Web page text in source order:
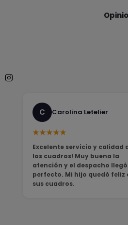
C Carolina Letelier
★★★★★
Excelente servicio y calidad
los cuadros! Muy buena la
atención y el despacho llegó
perfecto. Mi hijo quedó feliz
sus cuadros.